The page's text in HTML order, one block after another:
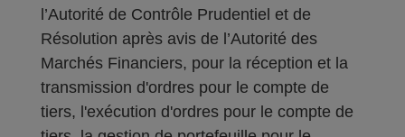
l’Autorité de Contrôle Prudentiel et de
Résolution après avis de l’Autorité des
Marchés Financiers, pour la réception et la
transmission d'ordres pour le compte de
tiers, l'exécution d'ordres pour le compte de